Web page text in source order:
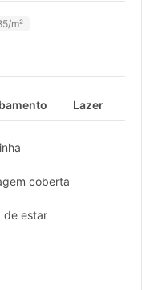
m²
Lazer
coberta
de estar